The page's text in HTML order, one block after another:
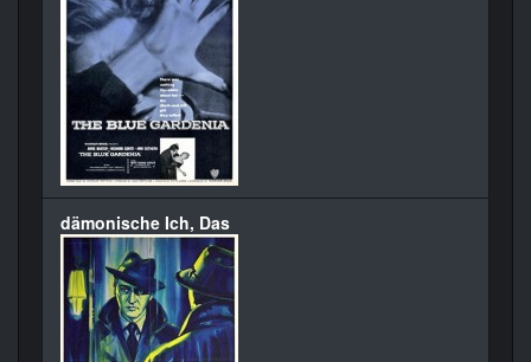
dämonische Ich, Das